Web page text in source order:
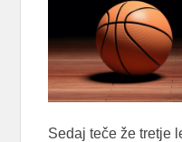
Sedaj teče že tretje